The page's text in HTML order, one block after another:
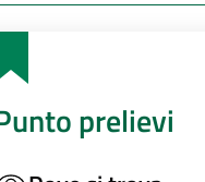
prelievi